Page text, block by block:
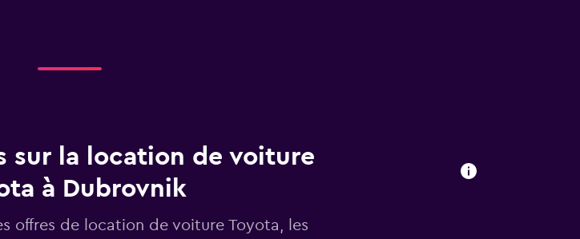
sur la location de voiture
à Dubrovnik
offres de location de voiture Toyota, les